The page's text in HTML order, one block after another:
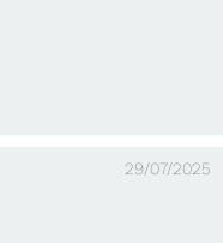
29/07/2025